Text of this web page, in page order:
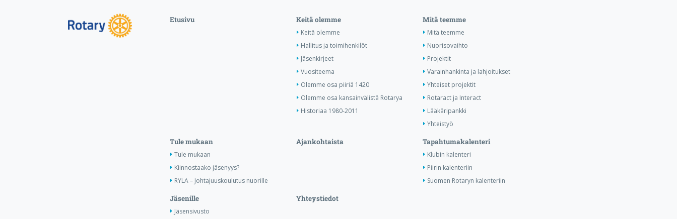
Etusivu Keitä olemme
Keitä olemme
Hallitus ja toimihenkilöt
Jäsenkirjeet
Vuositeema
Olemme osa piiriä 1420
Olemme osa kansainvälistä Rotarya
Historiaa 1980-2011
Mitä teemme
Mitä teemme
Nuorisovaihto
Projektit
Varainhankinta ja lahjoitukset
Yhteiset projektit
Rotaract ja Interact
Lääkäripankki
Yhteistyö
Tule mukaan
Tule mukaan
Kiinnostaako jäsenyys?
RYLA – Johtajuuskoulutus nuorille
Ajankohtaista Tapahtumakalenteri
Klubin kalenteri
Piirin kalenteriin
Suomen Rotaryn kalenteriin
Jäsenille
Jäsensivusto
Yhteystiedot